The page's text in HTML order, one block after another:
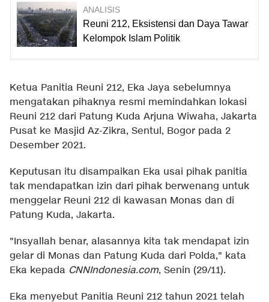
ANALISIS
Reuni 212, Eksistensi dan Daya Tawar
Kelompok Islam Politik
Ketua Panitia Reuni 212, Eka Jaya sebelumnya
mengatakan pihaknya resmi memindahkan lokasi
Reuni 212 dari Patung Kuda Arjuna Wiwaha, Jakarta
Pusat ke Masjid Az-Zikra, Sentul, Bogor pada 2
Desember 2021.
Keputusan itu disampaikan Eka usai pihak panitia
tak mendapatkan izin dari pihak berwenang untuk
menggelar Reuni 212 di kawasan Monas dan di
Patung Kuda, Jakarta.
"Insyallah benar, alasannya kita tak mendapat izin
gelar di Monas dan Patung Kuda dari Polda," kata
Eka kepada CNNIndonesia.com, Senin (29/11).
Eka menyebut Panitia Reuni 212 tahun 2021 telah